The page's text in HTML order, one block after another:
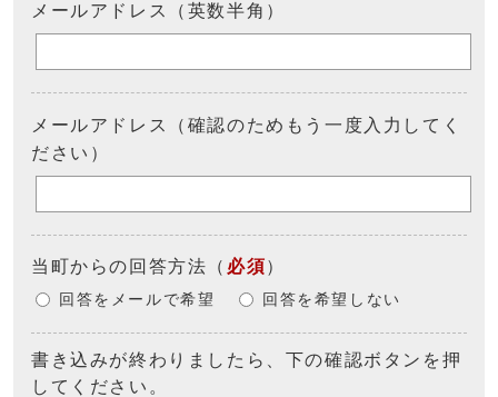
メールアドレス（英数半角）
メールアドレス（確認のためもう一度入力してく
ださい）
当町からの回答方法 （ 必須）
回答をメールで希望 回答を希望しない
書き込みが終わりましたら、下の確認ボタンを押
してください。